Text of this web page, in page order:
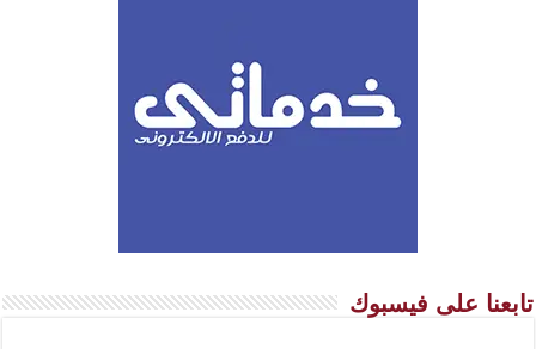
تابعنا على فيسبوك